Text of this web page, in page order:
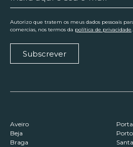
Autorizo que tratem os meus dados pessoais
comercias, nos termos da política de privacidade.
Subscrever
Aveiro
Beja
Braga
Porto